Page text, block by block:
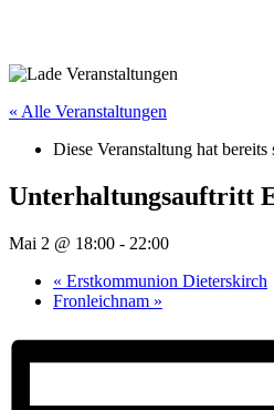
« Alle Veranstaltungen
Diese Veranstaltung hat bereits
Unterhaltungsauftritt
Mai 2 @ 18:00 - 22:00
« Erstkommunion Dieterskirch
Fronleichnam »